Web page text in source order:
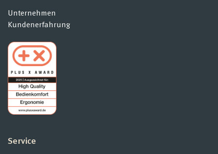
Unternehmen
Kundenerfahrung
Service